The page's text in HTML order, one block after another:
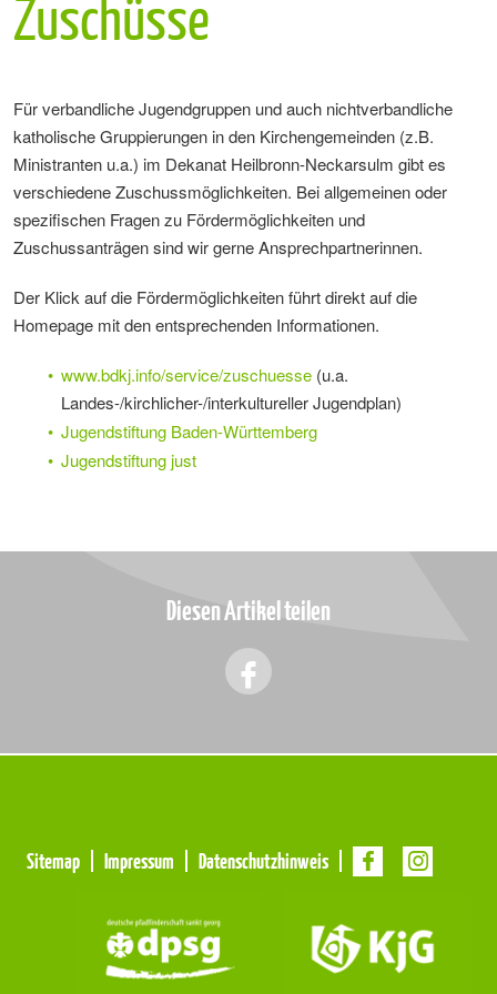
Zuschüsse
Für verbandliche Jugendgruppen und auch nichtverbandliche
katholische Gruppierungen in den Kirchengemeinden (z.B.
Ministranten u.a.) im Dekanat Heilbronn-Neckarsulm gibt es
verschiedene Zuschussmöglichkeiten. Bei allgemeinen oder
spezifischen Fragen zu Fördermöglichkeiten und
Zuschussanträgen sind wir gerne Ansprechpartnerinnen.
Der Klick auf die Fördermöglichkeiten führt direkt auf die
Homepage mit den entsprechenden Informationen.
www.bdkj.info/service/zuschuesse (u.a.
Landes-/kirchlicher-/interkultureller Jugendplan)
Jugendstiftung Baden-Württemberg
Jugendstiftung just
Diesen Artikel teilen
Meta
Navigation
Navigation
Sitemap Impressum Datenschutzhinweis